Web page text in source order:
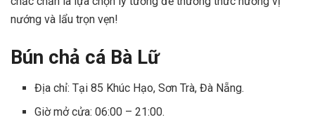
nướng và lẩu trọn vẹn!
Bún chả cá Bà Lữ
Địa chỉ: Tại 85 Khúc Hạo, Sơn Trà, Đà Nẵng.
Giờ mở cửa: 06:00 – 21:00.